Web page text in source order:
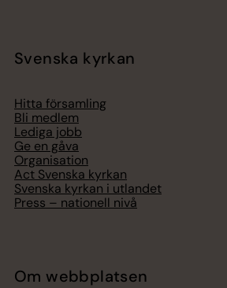
Svenska kyrkan
Hitta församling
Bli medlem
Lediga jobb
Ge en gåva
Organisation
Act Svenska kyrkan
Svenska kyrkan i utlandet
Press – nationell nivå
Om webbplatsen